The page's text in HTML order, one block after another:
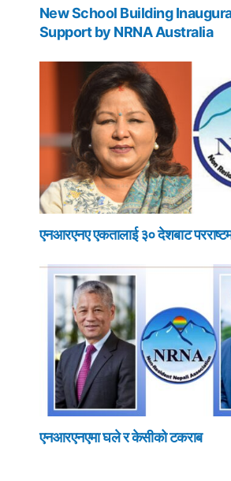
New School Building
Support by NRNA Australia
एनआरएनए एकतालाई ३० देशबाट
एनआरएनएमा घले र केसीको टकराब